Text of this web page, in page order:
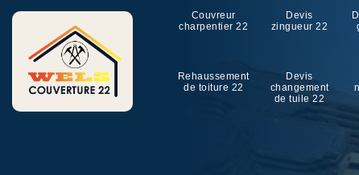
Couvreur
charpentier 22
Devis
zingueur 22
Rehaussement
de toiture 22
Devis
changement
de tuile 22